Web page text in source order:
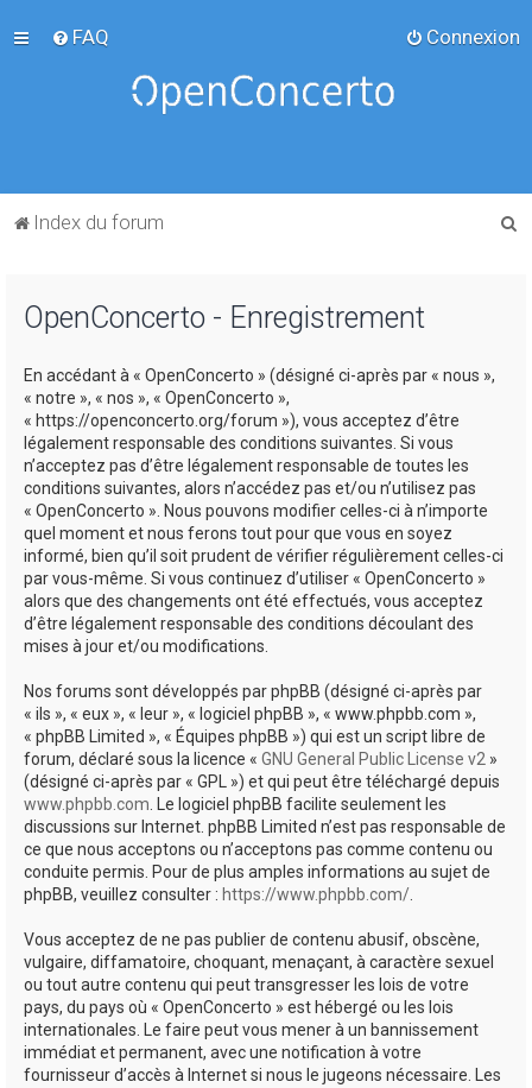
FAQ Connexion
Index du forum
OpenConcerto - Enregistrement
En accédant à « OpenConcerto » (désigné ci-après par « nous »,
« notre », « nos », « OpenConcerto »,
« https://openconcerto.org/forum »), vous acceptez d’être
légalement responsable des conditions suivantes. Si vous
n’acceptez pas d’être légalement responsable de toutes les
conditions suivantes, alors n’accédez pas et/ou n’utilisez pas
« OpenConcerto ». Nous pouvons modifier celles-ci à n’importe
quel moment et nous ferons tout pour que vous en soyez
informé, bien qu’il soit prudent de vérifier régulièrement celles-ci
par vous-même. Si vous continuez d’utiliser « OpenConcerto »
alors que des changements ont été effectués, vous acceptez
d’être légalement responsable des conditions découlant des
mises à jour et/ou modifications.
Nos forums sont développés par phpBB (désigné ci-après par
« ils », « eux », « leur », « logiciel phpBB », « www.phpbb.com »,
« phpBB Limited », « Équipes phpBB ») qui est un script libre de
forum, déclaré sous la licence « GNU General Public License v2 »
(désigné ci-après par « GPL ») et qui peut être téléchargé depuis
www.phpbb.com. Le logiciel phpBB facilite seulement les
discussions sur Internet. phpBB Limited n’est pas responsable de
ce que nous acceptons ou n’acceptons pas comme contenu ou
conduite permis. Pour de plus amples informations au sujet de
phpBB, veuillez consulter : https://www.phpbb.com/.
Vous acceptez de ne pas publier de contenu abusif, obscène,
vulgaire, diffamatoire, choquant, menaçant, à caractère sexuel
ou tout autre contenu qui peut transgresser les lois de votre
pays, du pays où « OpenConcerto » est hébergé ou les lois
internationales. Le faire peut vous mener à un bannissement
immédiat et permanent, avec une notification à votre
fournisseur d’accès à Internet si nous le jugeons nécessaire. Les